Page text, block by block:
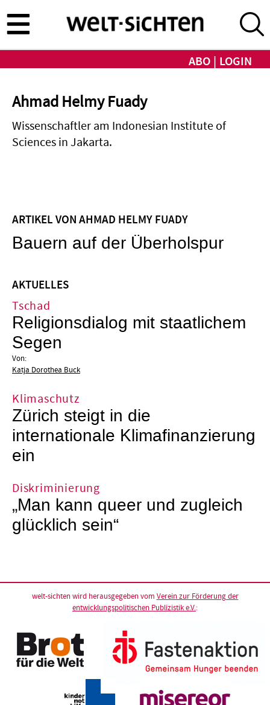
zum
Inhalt
ABO LOGIN
Ahmad Helmy Fuady
Wissenschaftler am Indonesian Institute of
Sciences in Jakarta.
ARTIKEL VON AHMAD HELMY FUADY
Bauern auf der Überholspur
AKTUELLES
Tschad
Religionsdialog mit staatlichem
Segen
Von:
Katja Dorothea Buck
Klimaschutz
Zürich steigt in die
internationale Klimafinanzierung
ein
Diskriminierung
„Man kann queer und zugleich
glücklich sein“
welt-sichten wird herausgegeben vom Verein zur Förderung der
entwicklungspolitischen Publizistik e.V.: